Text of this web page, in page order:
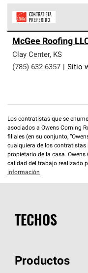
parte de una red
que cumplen con
de profesionalismo y
McGee Roofing
Clay Center, KS
(785) 632-6357
Sitio
Los contratistas que se
asociados a Owens Corning
filiales (en su conjunto,
cualquiera de los contratistas
propietario de la casa.
calidad del trabajo realizado
información
TECHOS
Productos